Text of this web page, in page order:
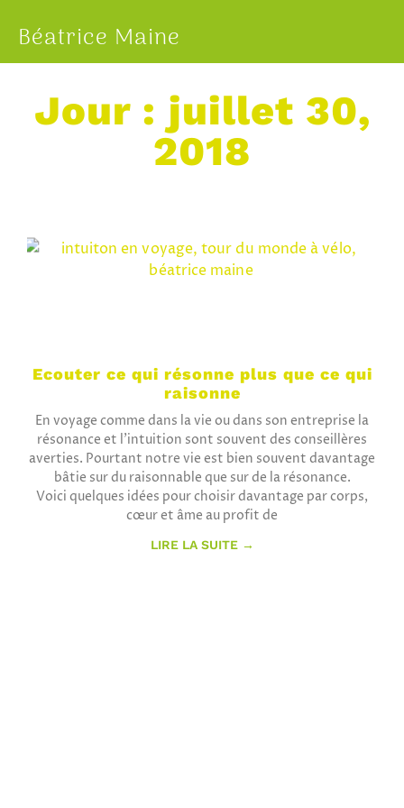
Béatrice Maine
Jour : juillet 30,
2018
Ecouter ce qui résonne plus que ce qui
raisonne
En voyage comme dans la vie ou dans son entreprise la
résonance et l’intuition sont souvent des conseillères
averties. Pourtant notre vie est bien souvent davantage
bâtie sur du raisonnable que sur de la résonance.
Voici quelques idées pour choisir davantage par corps,
cœur et âme au profit de
LIRE LA SUITE →